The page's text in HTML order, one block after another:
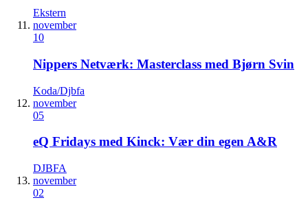
Ekstern
november
10
Nippers Netværk: Masterclass med Bjørn Svin
Koda/Djbfa
november
05
eQ Fridays med Kinck: Vær din egen A&R
DJBFA
november
02